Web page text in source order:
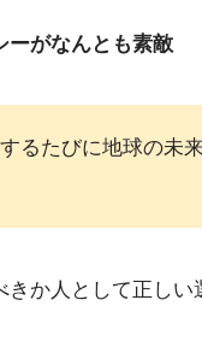
ーがなんとも素敵
るたびに地球の未
か人として正しい